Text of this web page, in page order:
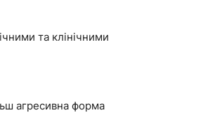
та клінічними
агресивна форма